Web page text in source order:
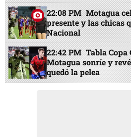
22:08 PM Motagua
presente y las chicas
Nacional
22:42 PM Tabla
Motagua sonríe y
quedó la pelea